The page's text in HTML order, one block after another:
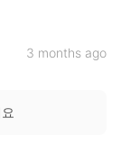
3 months ago